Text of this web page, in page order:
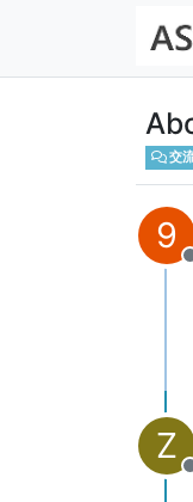
交
9
Z